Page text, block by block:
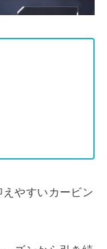
やすいカービン